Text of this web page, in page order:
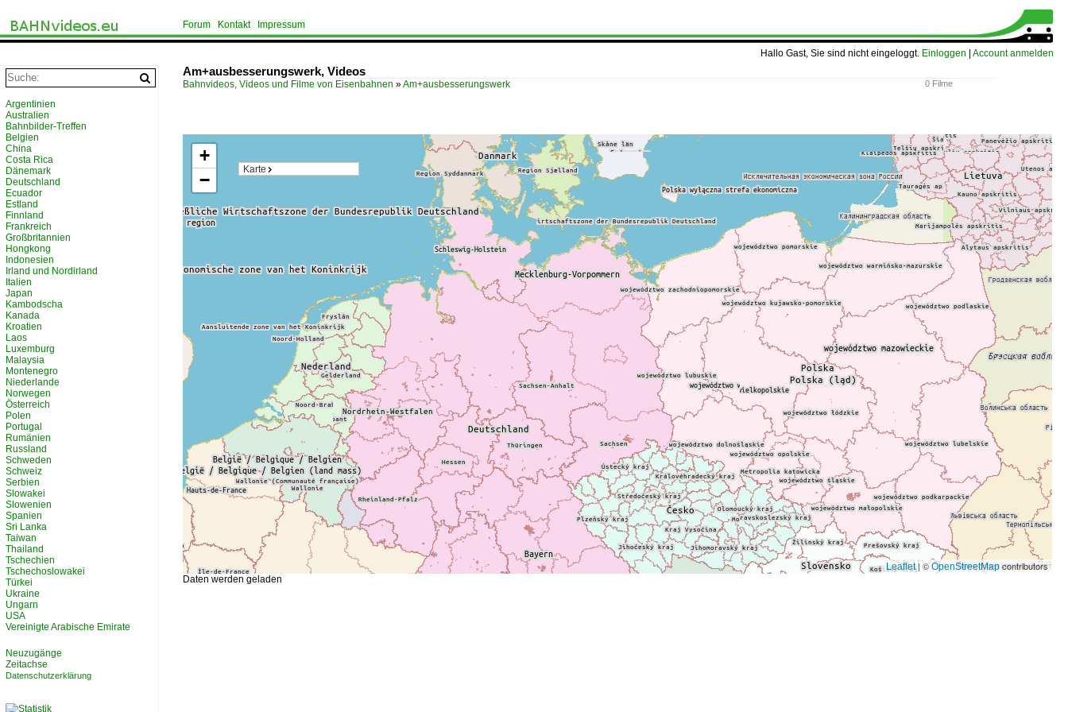
Hallo Gast, Sie sind nicht eingeloggt. Einloggen Account anmelden
Forum Kontakt Impressum
Am+ausbesserungswerk, Videos
0 Filme
Bahnvideos, Videos und Filme von Eisenbahnen »Am+ausbesserungswerk
Karte
+
−
Leaflet| ©OpenStreetMapcontributors
Daten werden geladen
Argentinien
Australien
Bahnbilder-Treffen
Belgien
China
Costa Rica
Dänemark
Deutschland
Ecuador
Estland
Finnland
Frankreich
Großbritannien
Hongkong
Indonesien
Irland und Nordirland
Italien
Japan
Kambodscha
Kanada
Kroatien
Laos
Luxemburg
Malaysia
Montenegro
Niederlande
Norwegen
Österreich
Polen
Portugal
Rumänien
Russland
Schweden
Schweiz
Serbien
Slowakei
Slowenien
Spanien
Sri Lanka
Taiwan
Thailand
Tschechien
Tschechoslowakei
Türkei
Ukraine
Ungarn
USA
Vereinigte Arabische Emirate
Neuzugänge
Zeitachse
Datenschutzerklärung